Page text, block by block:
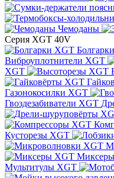
Чемоданы
Серия XGT 40V
Виброуплотнители XGT
XGT
Газонокосилки XGT
Гвоздезабиватели XGT
Кусторезы XGT
Мультитулы XGT